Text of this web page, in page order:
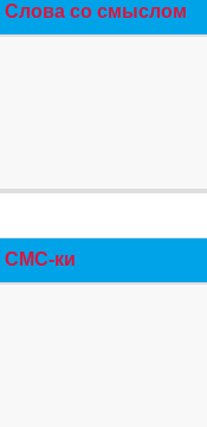
Слова со смыслом
СМС-ки